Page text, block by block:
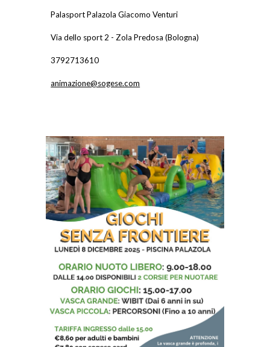
Palasport Palazola Giacomo Venturi
Via dello sport 2 - Zola Predosa (Bologna)
3792713610
animazione@sogese.com